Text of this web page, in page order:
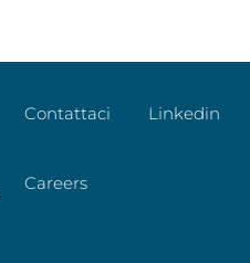
Contattaci
Careers
Linkedin